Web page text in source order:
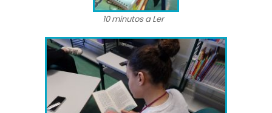
10 minutos a Ler